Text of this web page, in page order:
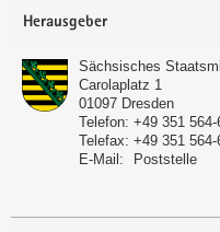
Service
Herausgeber
Sächsisches
Carolaplatz 1
01097 Dresden
Telefon: +49 351 564-
Telefax: +49 351 564-
E-Mail:
Poststelle